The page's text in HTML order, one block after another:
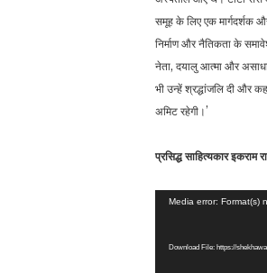
समूह के लिए एक मार्गदर्शक
निर्माण और नैतिकता के
नेता, दयालु आत्मा और
भी उन्हें श्रद्धांजलि दी और
अमिट रहेगी।’
प्रसिद्ध साहित्यकार इकराम
Video
Media error: Format(s)
Download File: https://